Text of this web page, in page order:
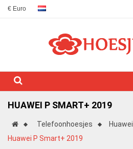
€ Euro
HUAWEI P SMART+ 2019
Telefoonhoesjes
Huawei
Huawei P Smart+ 2019